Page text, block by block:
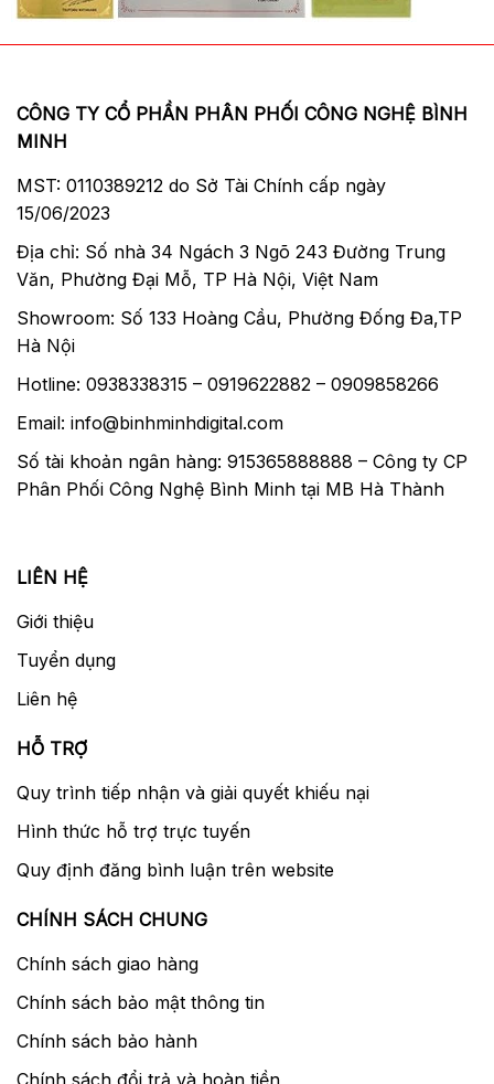
CÔNG TY CỔ PHẦN PHÂN PHỐI CÔNG NGHỆ BÌNH
MINH
MST: 0110389212 do Sở Tài Chính cấp ngày
15/06/2023
Địa chỉ: Số nhà 34 Ngách 3 Ngõ 243 Đường Trung
Văn, Phường Đại Mỗ, TP Hà Nội, Việt Nam
Showroom: Số 133 Hoàng Cầu, Phường Đống Đa,TP
Hà Nội
Hotline: 0938338315 – 0919622882 – 0909858266
Email: info@binhminhdigital.com
Số tài khoản ngân hàng: 915365888888 – Công ty CP
Phân Phối Công Nghệ Bình Minh tại MB Hà Thành
LIÊN HỆ
Giới thiệu
Tuyển dụng
Liên hệ
HỖ TRỢ
Quy trình tiếp nhận và giải quyết khiếu nại
Hình thức hỗ trợ trực tuyến
Quy định đăng bình luận trên website
CHÍNH SÁCH CHUNG
Chính sách giao hàng
Chính sách bảo mật thông tin
Chính sách bảo hành
Chính sách đổi trả và hoàn tiền